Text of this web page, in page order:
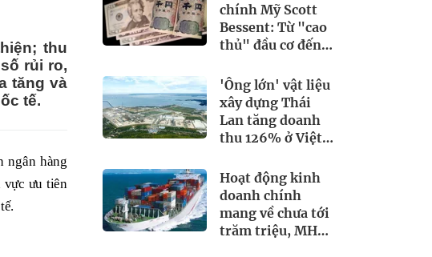
thu
rủi ro,
tăng và
tế.
ngân hàng
vực ưu tiên
chính Mỹ Scott
Bessent: Từ "cao
thủ" đầu cơ đến
đồng yen
'Ông lớn' vật liệu
xây dựng Thái
Lan tăng doanh
thu 126% ở Việt
Hoạt động kinh
doanh chính
mang về chưa tới
trăm triệu, MHC